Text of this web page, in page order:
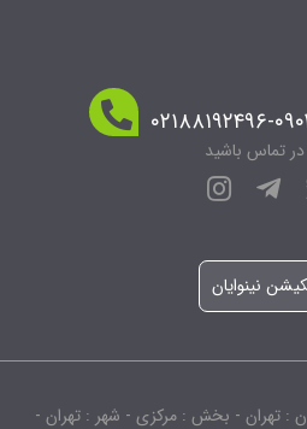
۰۹۰۳۶۵۵۶۲۰۸
در تماس باشید
نینوایان
: تهران - بخش : مرکزی - شهر : تهران -